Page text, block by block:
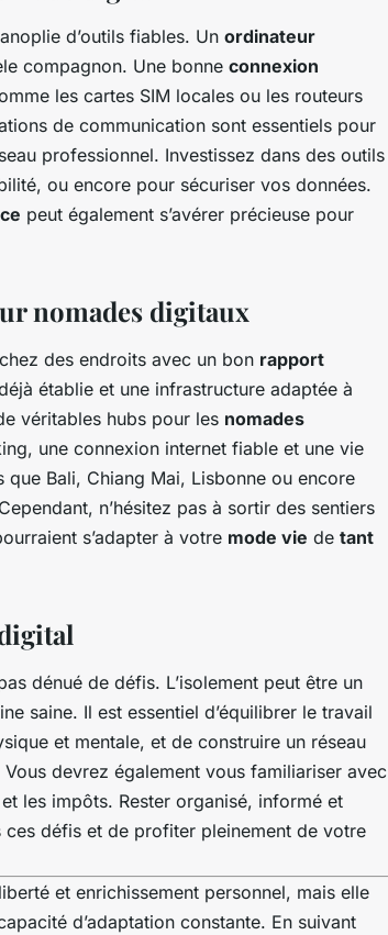
d’outils fiables. Un ordinateur
compagnon. Une bonne connexion
les cartes SIM locales ou les routeurs
de communication sont essentiels pour
professionnel. Investissez dans des outils
ou encore pour sécuriser vos données.
peut également s’avérer précieuse pour
nomades digitaux
des endroits avec un bon rapport
établie et une infrastructure adaptée à
véritables hubs pour les nomades
une connexion internet fiable et une vie
Bali, Chiang Mai, Lisbonne ou encore
n’hésitez pas à sortir des sentiers
s’adapter à votre mode vie de tant
dénué de défis. L’isolement peut être un
saine. Il est essentiel d’équilibrer le travail
et mentale, et de construire un réseau
devrez également vous familiariser avec
les impôts. Rester organisé, informé et
défis et de profiter pleinement de votre
et enrichissement personnel, mais elle
d’adaptation constante. En suivant